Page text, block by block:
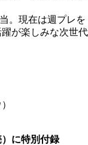
。現在は週プレを
が楽しみな次世代
に特別付録